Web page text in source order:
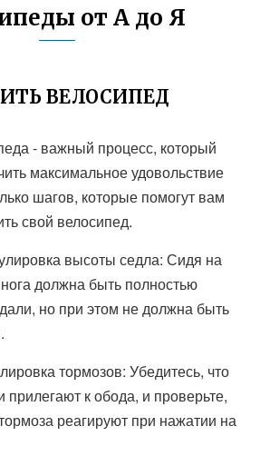
от А до Я
ВЕЛОСИПЕД
- важный процесс, который
максимальное удовольствие
шагов, которые помогут вам
свой велосипед.
высоты седла: Сидя на
должна быть полностью
но при этом не должна быть
тормозов: Убедитесь, что
прилегают к обода, и проверьте,
реагируют при нажатии на